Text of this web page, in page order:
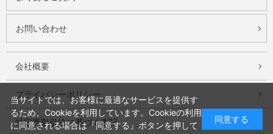
お問い合わせ
会社概要
プライバシーポリシー
特定商取引法に基づく表記
当サイトでは、お客様に最適なサービスを提供す
るため、Cookieを利用しています。Cookieの利用
に同意される場合は『同意する』ボタンを押して
同意する